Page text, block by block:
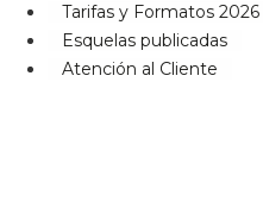
Tarifas y Formatos 2026
Esquelas publicadas
Atención al Cliente